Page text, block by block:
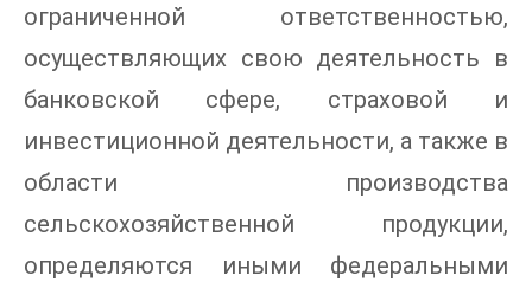
ограниченной ответственностью,
осуществляющих свою деятельность в
банковской сфере, страховой и
инвестиционной деятельности, а также в
области производства
сельскохозяйственной продукции,
определяются иными федеральными